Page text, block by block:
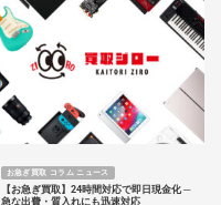
お急ぎ買取 コラム ニュース
【お急ぎ買取】24時間対応で即日現金化 ─
急な出費・質入れにも迅速対応